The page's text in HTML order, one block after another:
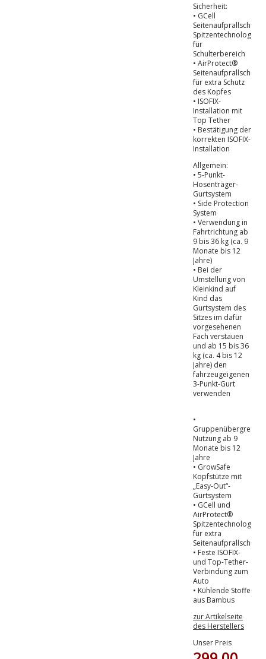
Sicherheit:
• GCell
Seitenaufprallschutz-
Spitzentechnologie
für
Schulterbereich
• AirProtect®
Seitenaufprallschutz
für extra Schutz
des Kopfes
• ISOFIX-
Installation mit
Top Tether
• Bestätigung der
korrekten ISOFIX-
Installation
Allgemein:
• 5-Punkt-
Hosenträger-
Gurtsystem
• Side Protection
System
• Verwendung in
Fahrtrichtung ab
9 bis 36 kg (ca. 9
Monate bis 12
Jahre)
• Bei der
Umstellung von
Kleinkind auf
Kind das
Gurtsystem des
Sitzes im dafür
vorgesehenen
Fach verstauen
und ab 15 bis 36
kg (ca. 4 bis 12
Jahre) den
fahrzeugeigenen
3-Punkt-Gurt
verwenden
•
Nutzung ab 9
Monate bis 12
Jahre
• GrowSafe
Kopfstütze mit
„Easy-Out“-
Gurtsystem
• GCell und
AirProtect®
Spitzentechnologie
für extra
Seitenaufprallschutz
• Feste ISOFIX-
und Top-Tether-
Verbindung zum
Auto
• Kühlende Stoffe
aus Bambus
zur Artikelseite
des Herstellers
Unser Preis